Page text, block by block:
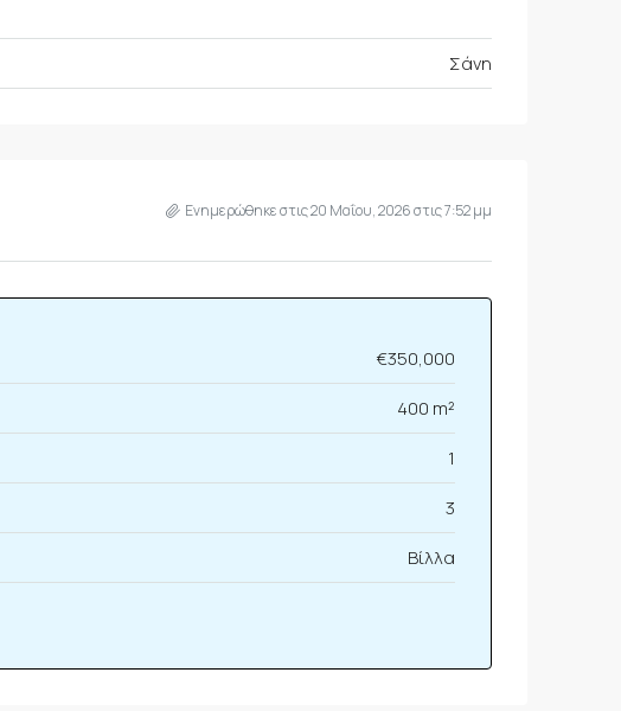
Σάνη
Ενημερώθηκε στις 20 Μαΐου, 2026 στις 7:52 μμ
€350,000
400 m²
1
3
Βίλλα